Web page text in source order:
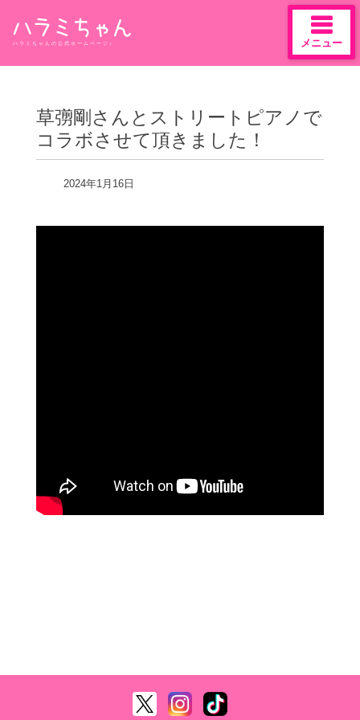
content
ハラミちゃんの公式ホームページ♪ メニュー
草彅剛さんとストリートピアノで
コラボさせて頂きました！
2024年1月16日